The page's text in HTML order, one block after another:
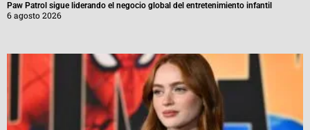
Paw Patrol sigue liderando el negocio global del entretenimiento infantil
6 agosto 2026